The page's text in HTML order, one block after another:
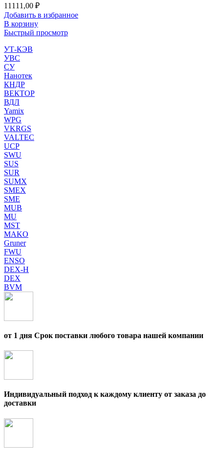
11111,00 ₽
Добавить в избранное
В корзину
Быстрый просмотр
УТ-КЭВ
УВС
СУ
Нанотек
КНДР
ВЕКТОР
ВДЛ
Yamix
WPG
VKRGS
VALTEC
UCP
SWU
SUS
SUR
SUMX
SMEX
SME
MUB
MU
MST
MAKO
Gruner
FWU
ENSO
DEX-H
DEX
BVM
от 1 дня Срок поставки любого товара нашей компании
Индивидуальный подход к каждому клиенту от заказа до
доставки